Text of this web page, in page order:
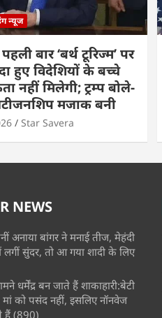
न्यूज
बार ‘बर्थ टूरिज्म’ पर
हुए विदेशियों के बच्चे
नहीं मिलेगी; ट्रम्प बोले-
मजाक बनी
Star Savera
NEWS
अनाया बांगर ने मनाई तीज, मेहंदी
लगीं सुंदर, तो आ गया शादी के लिए
धर्मेंद्र बन जाते हैं शाकाहारी:बेटी
को पसंद नहीं, इसलिए नॉनवेज
हैं (890)